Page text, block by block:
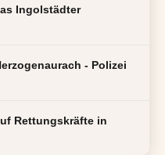
Ingolstädter
- Polizei
Rettungskräfte in